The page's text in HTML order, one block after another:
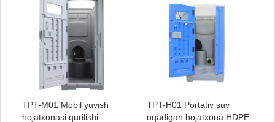
TPT-M01 Mobil yuvish
hojatxonasi qurilishi
TPT-H01 Portativ suv
oqadigan hojatxona HDPE